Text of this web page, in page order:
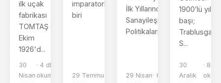
ilk uçak
fabrikası
TOMTAŞ 6
Ekim
1926'd...
30
Nisan
· 4 dk
okuma
imparatorluklardan
biri
29 Temmuz
İlk Yıllarında
Sanayileşme
Politikaları, ...
29 Nisan · 6 dk
1900’lü
başı;
Trablusgarp
S...
30
Aralık
· 8 dk